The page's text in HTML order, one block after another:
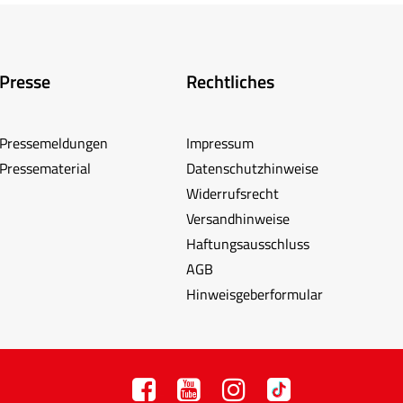
Presse
Pressemeldungen
Pressematerial
Rechtliches
Impressum
Datenschutzhinweise
Widerrufsrecht
Versandhinweise
Haftungsausschluss
AGB
Hinweisgeberformular
TT